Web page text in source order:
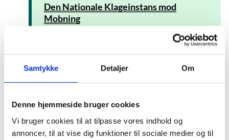
Samtykke Detaljer Om
Denne hjemmeside bruger cookies
Vi bruger cookies til at tilpasse vores indhold og
annoncer, til at vise dig funktioner til sociale medier og til
Den Nationale Klageinstans mod
Mobning
Klageinstansen behandler klager over mobning eller
ungdomsuddannelsesområderne, som
uddannelsesstedet og